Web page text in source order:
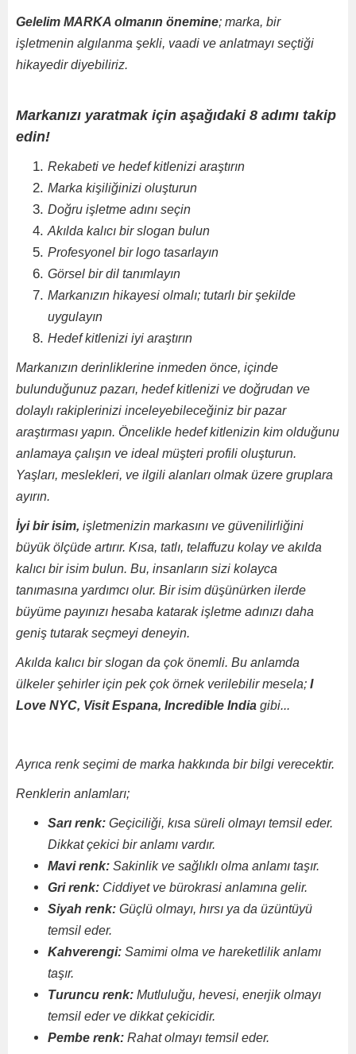
Gelelim MARKA olmanın önemine; marka, bir
işletmenin algılanma şekli, vaadi ve anlatmayı seçtiği
hikayedir diyebiliriz.
Markanızı yaratmak için aşağıdaki 8 adımı takip
edin!
Rekabeti ve hedef kitlenizi araştırın
Marka kişiliğinizi oluşturun
Doğru işletme adını seçin
Akılda kalıcı bir slogan bulun
Profesyonel bir logo tasarlayın
Görsel bir dil tanımlayın
Markanızın hikayesi olmalı; tutarlı bir şekilde
uygulayın
Hedef kitlenizi iyi araştırın
Markanızın derinliklerine inmeden önce, içinde
bulunduğunuz pazarı, hedef kitlenizi ve doğrudan ve
dolaylı rakiplerinizi inceleyebileceğiniz bir pazar
araştırması yapın. Öncelikle hedef kitlenizin kim olduğunu
anlamaya çalışın ve ideal müşteri profili oluşturun.
Yaşları, meslekleri, ve ilgili alanları olmak üzere gruplara
ayırın.
İyi bir isim, işletmenizin markasını ve güvenilirliğini
büyük ölçüde artırır. Kısa, tatlı, telaffuzu kolay ve akılda
kalıcı bir isim bulun. Bu, insanların sizi kolayca
tanımasına yardımcı olur. Bir isim düşünürken ilerde
büyüme payınızı hesaba katarak işletme adınızı daha
geniş tutarak seçmeyi deneyin.
Akılda kalıcı bir slogan da çok önemli. Bu anlamda
ülkeler şehirler için pek çok örnek verilebilir mesela; I
Love NYC, Visit Espana, Incredible India gibi...
Ayrıca renk seçimi de marka hakkında bir bilgi verecektir.
Renklerin anlamları;
Sarı renk: Geçiciliği, kısa süreli olmayı temsil eder.
Dikkat çekici bir anlamı vardır.
Mavi renk: Sakinlik ve sağlıklı olma anlamı taşır.
Gri renk: Ciddiyet ve bürokrasi anlamına gelir.
Siyah renk: Güçlü olmayı, hırsı ya da üzüntüyü
temsil eder.
Kahverengi: Samimi olma ve hareketlilik anlamı
taşır.
Turuncu renk: Mutluluğu, hevesi, enerjik olmayı
temsil eder ve dikkat çekicidir.
Pembe renk: Rahat olmayı temsil eder.